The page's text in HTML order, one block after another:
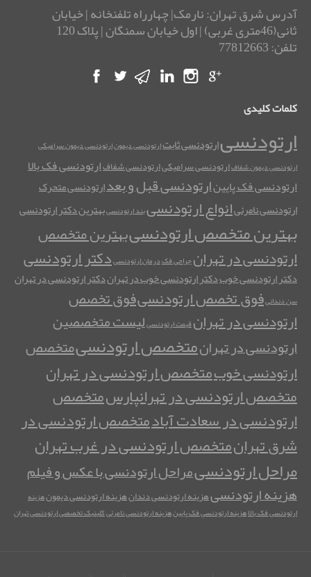
آدرس شرق تهران: نارمک| چهارراه تلفنخانه | خیابان
ثانی(46متری غربی) | اول خیابان سمنگان | پلاک 120
تلفن: 77812663
کلمات کلیدی
ارتودنسیارتودنسی ثابتارتودنسی دیمونارتودنسی دیمون سرامیکی
ارتودنسی دیمون شفافارتودنسی سرامیکیارتودنسی شفافارتودنسی فک بالا
ارتودنسی فک پایینارتودنسی قبل و بعدارتودنسی متحرک
ارتودنسی نامرئیانواع ارتودنسیبند ارتودنسیبهترین دکتر ارتودنسی
بهترین متخصص ارتودنسیبهترین متخصص
ارتودنسی در تهرانجراحی فکدرمان ارتودنسیدکتر ارتودنسی
دکتر ارتودنسی خوبدکتر ارتودنسی خوب در تهراندکتر ارتودنسی در تهران
سن دندانیفوق تخصص ارتودنسیفوق تخصص
ارتودنسی در تهرانقیمت ارتودنسیلیست متخصصین
ارتودنسی در تهرانمتخصص ارتودنسیمتخصص
ارتودنسی خوبمتخصص ارتودنسی در تهران
متخصص ارتودنسی در تهرانپارسمتخصص
ارتودنسی در سعادت آبادمتخصص ارتودنسی در
شرق تهرانمتخصص ارتودنسی در غرب تهران
مراحل ارتودنسیمراحل ارتودنسی با عکس و فیلم
هزینه ارتودنسیهزینه ارتودنسی دندانهزینه ارتودنسی دیمونهزینه
ارتودنسی فک بالاهزینه ارتودنسی فک پایینهزینه ارتودنسی نامرئیکلینیک تخصصی ارتودنسی تهران